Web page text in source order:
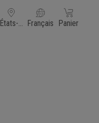
dans votre liste de souhaits
États-Unis d'Amérique
Français Le panier
Panier